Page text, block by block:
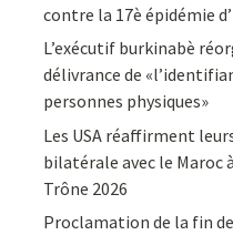
contre la 17è épidémie
L’exécutif burkinabè
délivrance de
personnes physiques»
Les USA réaffirment
bilatérale avec le Maroc
Trône 2026
Proclamation de la fin